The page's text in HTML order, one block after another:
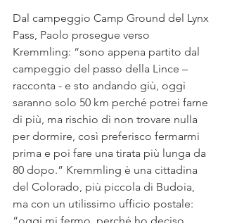
Dal campeggio Camp Ground del Lynx
Pass, Paolo prosegue verso
Kremmling: “sono appena partito dal
campeggio del passo della Lince –
racconta - e sto andando giù, oggi
saranno solo 50 km perché potrei farne
di più, ma rischio di non trovare nulla
per dormire, così preferisco fermarmi
prima e poi fare una tirata più lunga da
80 dopo.” Kremmling è una cittadina
del Colorado, più piccola di Budoia,
ma con un utilissimo ufficio postale: